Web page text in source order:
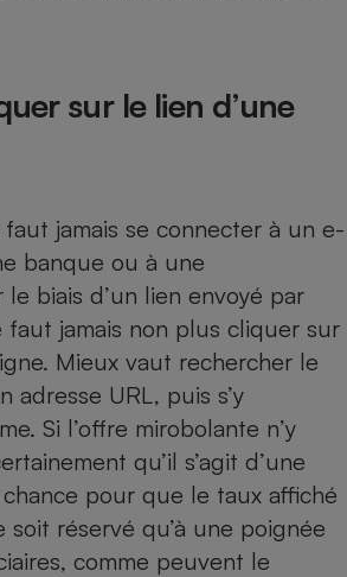
sur le lien d’une
jamais se connecter à un e-
banque ou à une
biais d’un lien envoyé par
faut jamais non plus cliquer sur
Mieux vaut rechercher le
adresse URL, puis s’y
Si l’offre mirobolante n’y
qu’il s’agit d’une
pour que le taux affiché
réservé qu’à une poignée
comme peuvent le
Robot ménager